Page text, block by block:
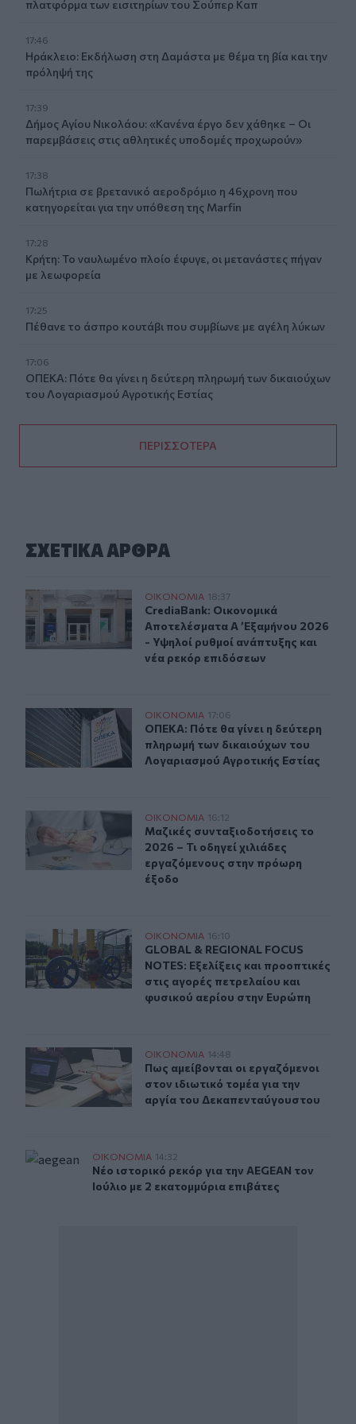
πλατφόρμα των εισιτηρίων του Σούπερ Καπ
17:46
Ηράκλειο: Εκδήλωση στη Δαμάστα με θέμα τη βία και την
πρόληψή της
17:39
Δήμος Αγίου Νικολάου: «Κανένα έργο δεν χάθηκε – Οι
παρεμβάσεις στις αθλητικές υποδομές προχωρούν»
17:38
Πωλήτρια σε βρετανικό αεροδρόμιο η 46χρονη που
κατηγορείται για την υπόθεση της Marfin
17:28
Κρήτη: Το ναυλωμένο πλοίο έφυγε, οι μετανάστες πήγαν
με λεωφορεία
17:25
Πέθανε το άσπρο κουτάβι που συμβίωνε με αγέλη λύκων
17:06
ΟΠΕΚΑ: Πότε θα γίνει η δεύτερη πληρωμή των δικαιούχων
του Λογαριασμού Αγροτικής Εστίας
ΠΕΡΙΣΣΟΤΕΡΑ
ΣΧΕΤΙΚA AΡΘΡΑ
CrediaBank: Οικονομικά Αποτελέσματα A ’Εξαμήνου
ΟΙΚΟΝΟΜΙΑ 18:37
CrediaBank: Οικονομικά
CrediaBank: Οικονομικά
Αποτελέσματα A ’Εξαμήνου 2026
- Υψηλοί ρυθμοί ανάπτυξης και
νέα ρεκόρ επιδόσεων
ΟΠΕΚΑ: Πότε θα γίνει η δεύτερη πληρωμή των
ΟΙΚΟΝΟΜΙΑ 17:06
ΟΠΕΚΑ: Πότε θα γίνει η δεύτερη
ΟΠΕΚΑ: Πότε θα γίνει η δεύτερη
πληρωμή των δικαιούχων του
Λογαριασμού Αγροτικής Εστίας
Μαζικές συνταξιοδοτήσεις το 2026 – Τι οδηγεί
ΟΙΚΟΝΟΜΙΑ 16:12
Μαζικές συνταξιοδοτήσεις το
Μαζικές συνταξιοδοτήσεις το
2026 – Τι οδηγεί χιλιάδες
εργαζόμενους στην πρόωρη
έξοδο
GLOBAL & REGIONAL FOCUS NOTES: Εξελίξεις και
ΟΙΚΟΝΟΜΙΑ 16:10
GLOBAL & REGIONAL FOCUS
GLOBAL & REGIONAL FOCUS
NOTES: Εξελίξεις και προοπτικές
στις αγορές πετρελαίου και
φυσικού αερίου στην Ευρώπη
Πως αμείβονται οι εργαζόμενοι στον ιδιωτικό τομέα
ΟΙΚΟΝΟΜΙΑ 14:48
Πως αμείβονται οι εργαζόμενοι
Πως αμείβονται οι εργαζόμενοι
στον ιδιωτικό τομέα για την
αργία του Δεκαπενταύγουστου
Νέο ιστορικό ρεκόρ για την AEGEAN τον Ιούλιο με 2
ΟΙΚΟΝΟΜΙΑ 14:32
Νέο ιστορικό ρεκόρ για την AEGEAN τον
Νέο ιστορικό ρεκόρ για την AEGEAN τον
Ιούλιο με 2 εκατομμύρια επιβάτες